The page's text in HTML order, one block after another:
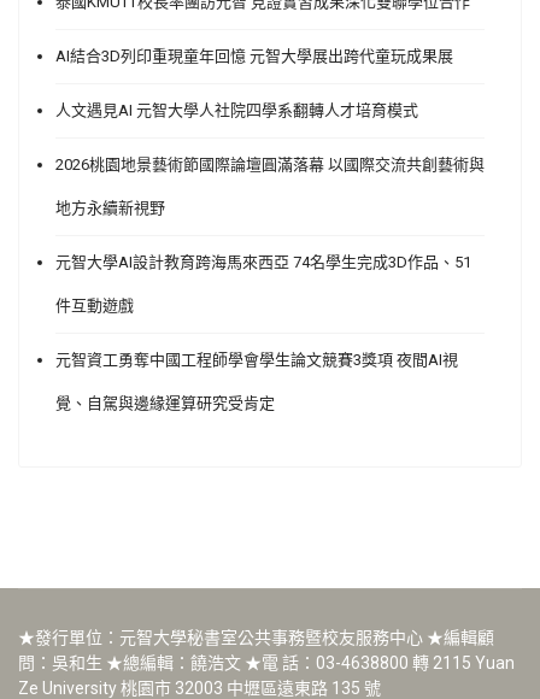
AI結合3D列印重現童年回憶 元智大學展出跨代童玩成果展
人文遇見AI 元智大學人社院四學系翻轉人才培育模式
2026桃園地景藝術節國際論壇圓滿落幕 以國際交流共創藝術與
地方永續新視野
元智大學AI設計教育跨海馬來西亞 74名學生完成3D作品、51
件互動遊戲
元智資工勇奪中國工程師學會學生論文競賽3獎項 夜間AI視
覺、自駕與邊緣運算研究受肯定
★發行單位：元智大學秘書室公共事務暨校友服務中心 ★編輯顧
問：吳和生 ★總編輯：饒浩文 ★電 話：03-4638800 轉 2115 Yuan
Ze University 桃園市 32003 中壢區遠東路 135 號